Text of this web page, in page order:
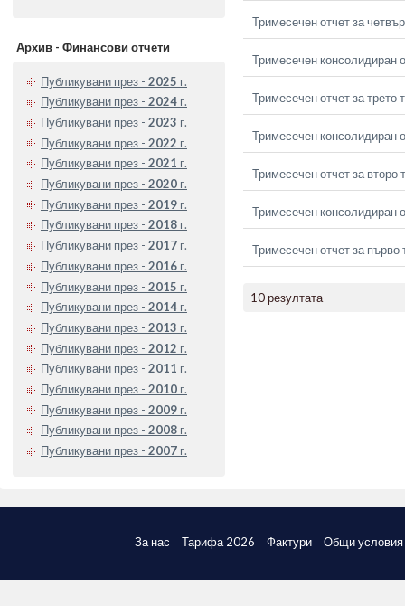
Архив - Финансови отчети
Публикувани през - 2025 г.
Публикувани през - 2024 г.
Публикувани през - 2023 г.
Публикувани през - 2022 г.
Публикувани през - 2021 г.
Публикувани през - 2020 г.
Публикувани през - 2019 г.
Публикувани през - 2018 г.
Публикувани през - 2017 г.
Публикувани през - 2016 г.
Публикувани през - 2015 г.
Публикувани през - 2014 г.
Публикувани през - 2013 г.
Публикувани през - 2012 г.
Публикувани през - 2011 г.
Публикувани през - 2010 г.
Публикувани през - 2009 г.
Публикувани през - 2008 г.
Публикувани през - 2007 г.
Тримесечен отчет за
Тримесечен консолидиран
Тримесечен отчет за трето
Тримесечен консолидиран
Тримесечен отчет за второ
Тримесечен консолидиран
Тримесечен отчет за
10 резултата
За нас Тарифа 2026 Фактури Общи условия